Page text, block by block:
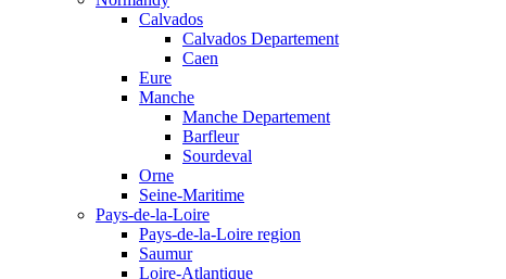
Calvados
Calvados Departement
Caen
Eure
Manche
Manche Departement
Barfleur
Sourdeval
Orne
Seine-Maritime
Pays-de-la-Loire
Pays-de-la-Loire region
Saumur
Loire-Atlantique